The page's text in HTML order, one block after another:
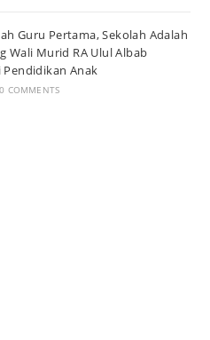
Guru Pertama, Sekolah Adalah
Wali Murid RA Ulul Albab
Pendidikan Anak
0 COMMENTS